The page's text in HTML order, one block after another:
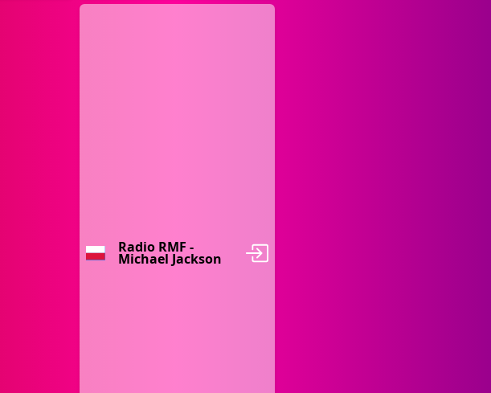
Radio RMF -
Michael Jackson